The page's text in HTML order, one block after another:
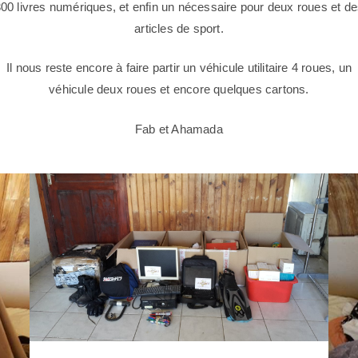
livres numériques, et enfin un nécessaire pour deux roues et
articles de sport.
Il nous reste encore à faire partir un véhicule utilitaire 4 roues, un
véhicule deux roues et encore quelques cartons.
Fab et Ahamada